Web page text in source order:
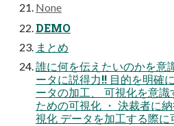
None
DEMO
まとめ
誰に何を伝えたいのかを意
ータに説得力!! 目的を明確
ータの加工、 可視化を意
ための可視化 ・ 決裁者に
視化 データを加工する際に